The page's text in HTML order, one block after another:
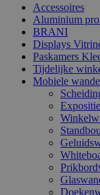
Accessoires
Aluminium
BRANI
Displays
Paskamers
Tijdelijke
Mobiele